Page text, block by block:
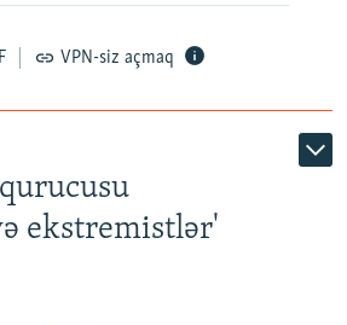
VPN-siz açmaq
ekstremistlər'